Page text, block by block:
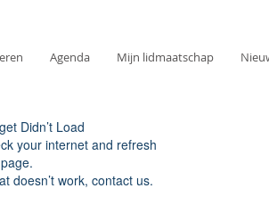
Agenda Mijn lidmaatschap
Didn’t Load
your internet and refresh
doesn’t work, contact us.